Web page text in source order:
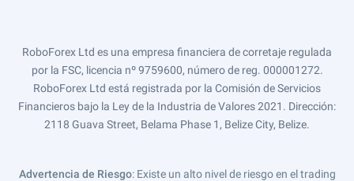
RoboForex Ltd es una empresa financiera de corretaje regulada
por la FSC, licencia nº 9759600, número de reg. 000001272.
RoboForex Ltd está registrada por la Comisión de Servicios
Financieros bajo la Ley de la Industria de Valores 2021. Dirección:
2118 Guava Street, Belama Phase 1, Belize City, Belize.
Advertencia de Riesgo: Existe un alto nivel de riesgo en el trading